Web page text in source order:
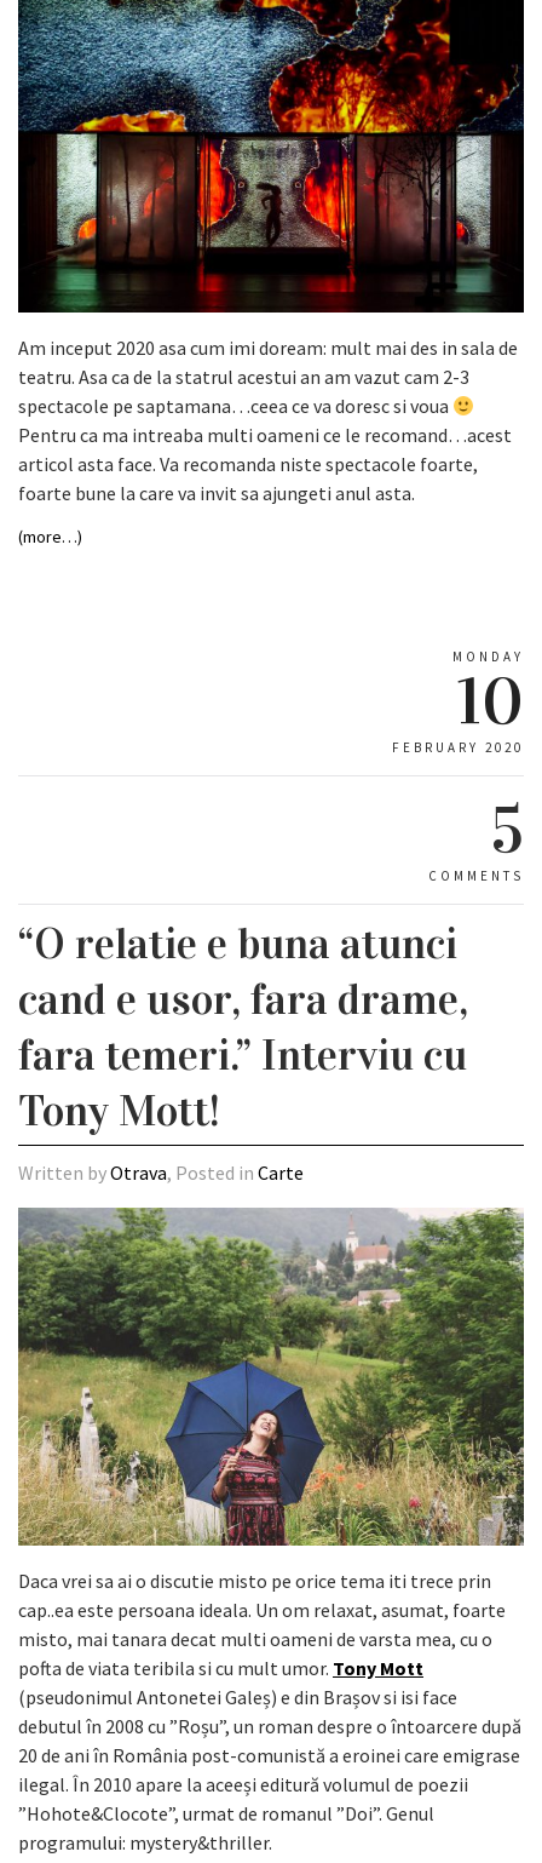
Am inceput 2020 asa cum imi doream: mult mai des in sala de
teatru. Asa ca de la statrul acestui an am vazut cam 2-3
spectacole pe saptamana…ceea ce va doresc si voua
Pentru ca ma intreaba multi oameni ce le recomand…acest
articol asta face. Va recomanda niste spectacole foarte,
foarte bune la care va invit sa ajungeti anul asta.
(more…)
MONDAY
10
FEBRUARY 2020
5
COMMENTS
“O relatie e buna atunci
cand e usor, fara drame,
fara temeri.” Interviu cu
Tony Mott!
Written byOtrava, Posted in Carte
Daca vrei sa ai o discutie misto pe orice tema iti trece prin
cap..ea este persoana ideala. Un om relaxat, asumat, foarte
misto, mai tanara decat multi oameni de varsta mea, cu o
pofta de viata teribila si cu mult umor. Tony Mott
(pseudonimul Antonetei Galeș) e din Brașov si isi face
debutul în 2008 cu ”Roșu”, un roman despre o întoarcere după
20 de ani în România post-comunistă a eroinei care emigrase
ilegal. În 2010 apare la aceeși editură volumul de poezii
”Hohote&Clocote”, urmat de romanul ”Doi”. Genul
programului: mystery&thriller.